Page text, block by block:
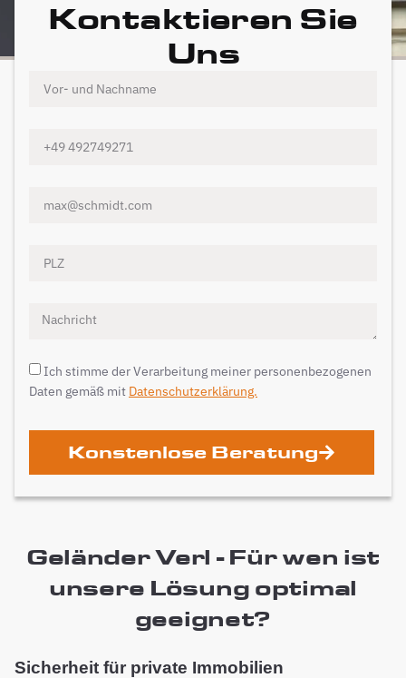
Kontaktieren Sie
Uns
Ich stimme der Verarbeitung meiner personenbezogenen
Daten gemäß mit Datenschutzerklärung.
Konstenlose Beratung
Geländer Verl - Für wen ist
unsere Lösung optimal
geeignet?
Sicherheit für private Immobilien